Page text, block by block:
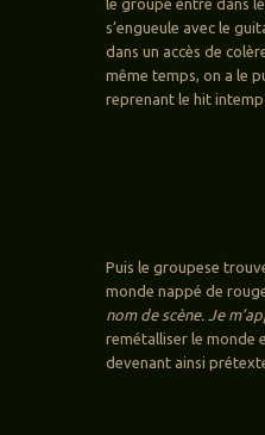
le groupe entre dans
s’engueule avec le
dans un accès de
même temps, on a le
reprenant le hit
Puis le groupese
monde nappé de
nom de scène. Je
remétalliser le monde
devenant ainsi